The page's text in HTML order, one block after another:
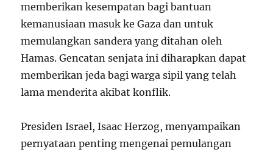
memberikan kesempatan bagi bantuan
kemanusiaan masuk ke Gaza dan untuk
memulangkan sandera yang ditahan oleh
Hamas. Gencatan senjata ini diharapkan dapat
memberikan jeda bagi warga sipil yang telah
lama menderita akibat konflik.
Presiden Israel, Isaac Herzog, menyampaikan
pernyataan penting mengenai pemulangan